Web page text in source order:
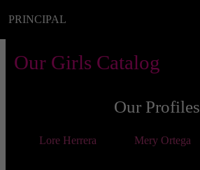
PRINCIPAL
Our Girls Catalog
Our Profiles
Lore Herrera Mery Ortega